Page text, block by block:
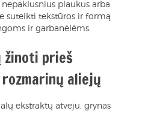
nepaklusnius plaukus arba
suteikti tekstūros ir formą
ir garbanėlėms.
žinoti prieš
aliejų
ekstraktų atveju, grynas